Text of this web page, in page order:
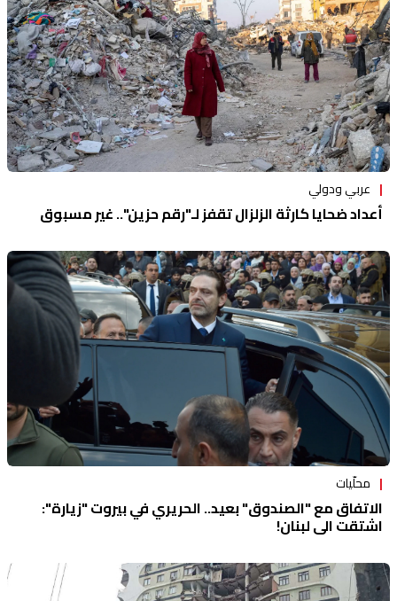
عربي ودولي
أعداد ضحايا كارثة الزلزال تقفز لـ"رقم حزين".. غير مسبوق
محلّيات
الاتفاق مع "الصندوق" بعيد.. الحريري في بيروت "زيارة":
اشتقت الى لبنان!